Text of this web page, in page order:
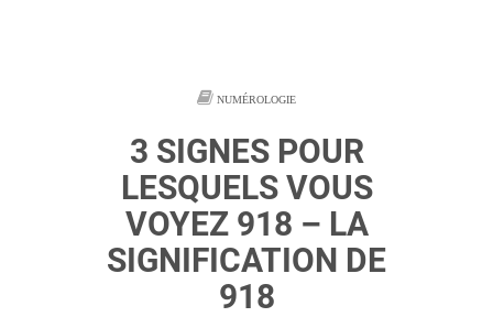
NUMÉROLOGIE
3 SIGNES POUR
LESQUELS VOUS
VOYEZ 918 – LA
SIGNIFICATION DE
918